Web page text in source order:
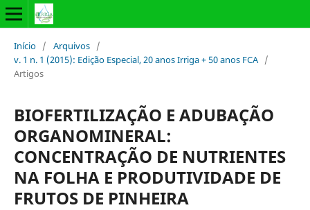
Início / Arquivos /
v. 1 n. 1 (2015): Edição Especial, 20 anos Irriga + 50 anos FCA /
Artigos
BIOFERTILIZAÇÃO E ADUBAÇÃO
ORGANOMINERAL:
CONCENTRAÇÃO DE NUTRIENTES
NA FOLHA E PRODUTIVIDADE DE
FRUTOS DE PINHEIRA